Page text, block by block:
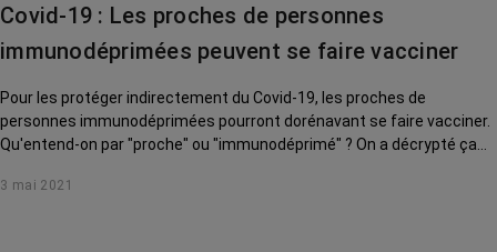
Covid-19 : Les proches de personnes
immunodéprimées peuvent se faire vacciner
Pour les protéger indirectement du Covid-19, les proches de
personnes immunodéprimées pourront dorénavant se faire vacciner.
Qu'entend-on par "proche" ou "immunodéprimé" ? On a décrypté ça
3 mai 2021